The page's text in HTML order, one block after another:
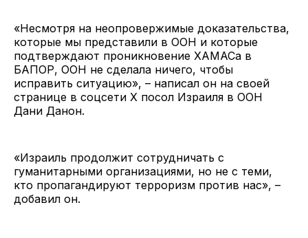
«Несмотря на неопровержимые доказательства,
которые мы представили в ООН и которые
подтверждают проникновение ХАМАСа в
БАПОР, ООН не сделала ничего, чтобы
исправить ситуацию», – написал он на своей
странице в соцсети Х посол Израиля в ООН
Дани Данон.
«Израиль продолжит сотрудничать с
гуманитарными организациями, но не с теми,
кто пропагандируют терроризм против нас», –
добавил он.